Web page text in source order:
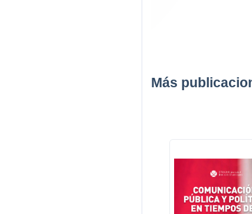
Más